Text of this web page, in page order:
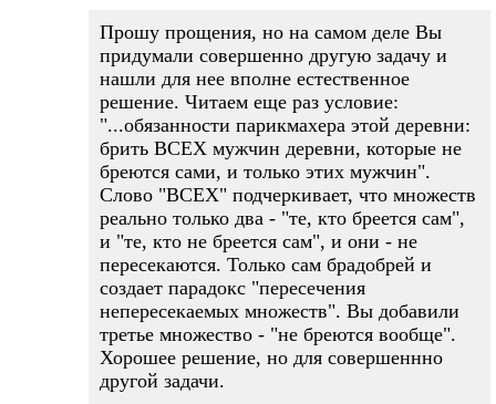
Прошу прощения, но на самом деле Вы
придумали совершенно другую задачу и
нашли для нее вполне естественное
решение. Читаем еще раз условие:
"...обязаннос­ти парикмахера этой деревни:
брить ВСЕХ мужчин деревни, которые не
бреются сами, и только этих мужчин".
Слово "ВСЕХ" подчеркивает, что множеств
реально только два - "те, кто бреется сам",
и "те, кто не бреется сам", и они - не
пересекаются. Только сам брадобрей и
создает парадокс "пересечения
непересекаемых множеств". Вы добавили
третье множество - "не бреются вообще".
Хорошее решение, но для совершеннно
другой задачи.